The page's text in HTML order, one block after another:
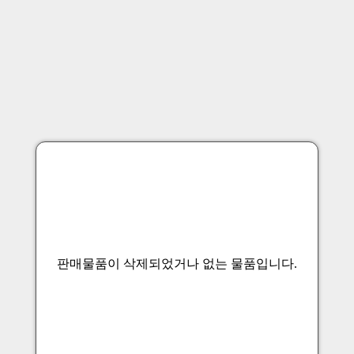
판매물품이 삭제되었거나 없는 물품입니다.